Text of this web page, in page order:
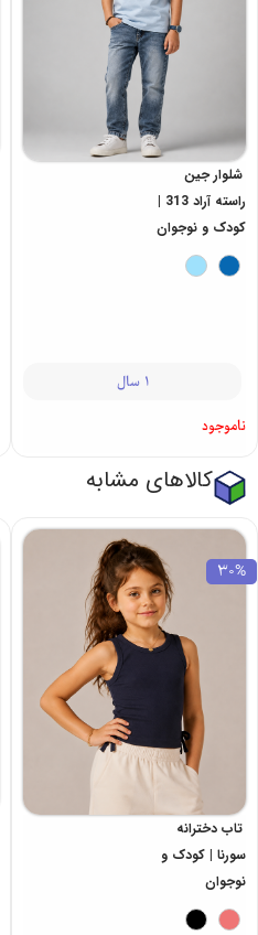
شلوار جین
راسته آراد 313 |
کودک و نوجوان
1 سال
ناموجود
کالاهای مشابه
30%
تاب دخترانه
سورنا | کودک و
نوجوان